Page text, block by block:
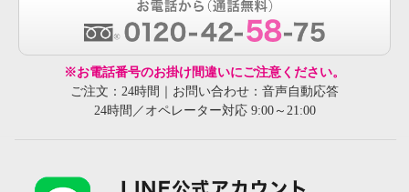
※お電話番号のお掛け間違いにご注意ください。
ご注文：24時間｜お問い合わせ：音声自動応答
24時間／オペレーター対応 9:00～21:00